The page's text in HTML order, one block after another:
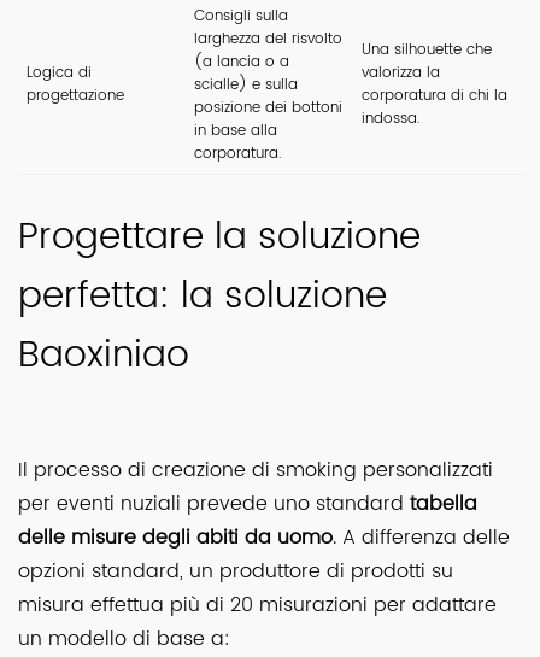
Logica di
progettazione
Consigli sulla
larghezza del risvolto
(a lancia o a
scialle) e sulla
posizione dei bottoni
in base alla
corporatura.
Una silhouette che
valorizza la
corporatura di chi la
indossa.
Progettare la soluzione
perfetta: la soluzione
Baoxiniao
Il processo di creazione di smoking personalizzati
per eventi nuziali prevede uno standard tabella
delle misure degli abiti da uomo. A differenza delle
opzioni standard, un produttore di prodotti su
misura effettua più di 20 misurazioni per adattare
un modello di base a: